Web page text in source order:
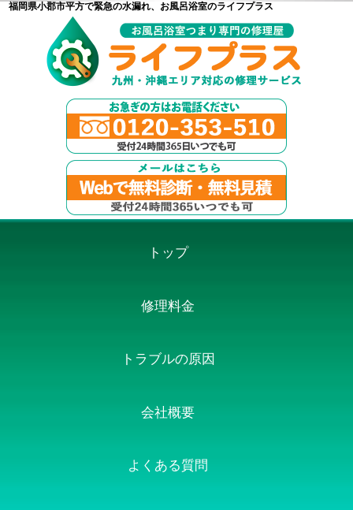
福岡県小郡市平方で緊急の水漏れ、お風呂浴室のライフプラス
トップ
修理料金
トラブルの原因
会社概要
よくある質問